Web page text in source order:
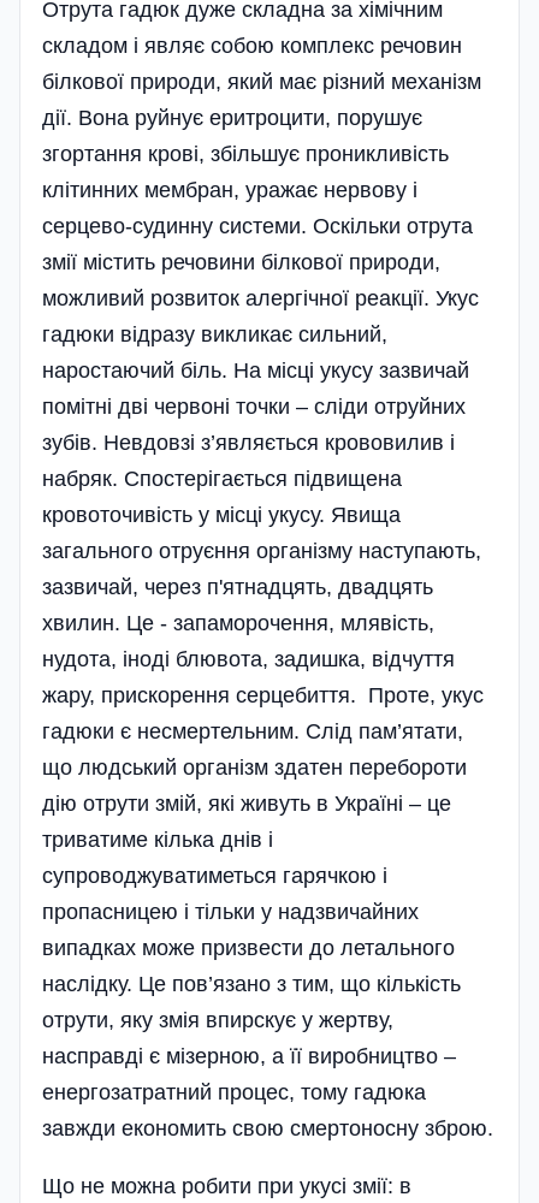
Отрута гадюк дуже складна за хімічним
складом і являє собою комплекс речовин
білкової природи, який має різний механізм
дії. Вона руйнує еритроцити, порушує
згортання крові, збільшує проникливість
клітинних мембран, уражає нервову і
серцево-судинну системи. Оскі­льки отрута
змії містить речовини білкової природи,
можливий розвиток алергічної реакції. Укус
гадюки відразу викликає сильний,
наростаючий біль. На місці укусу зазвичай
помітні дві червоні точки – сліди отруйних
зубів. Невдовзі з’являється крововилив і
набряк. Спостерігається підвищена
кровоточивість у місці укусу. Явища
загального отруєння організму наступають,
зазвичай, через п'ятнадцять, двадцять
хвилин. Це - запаморочення, млявість,
нудота, іноді блювота, задишка, відчуття
жару, прискорення серцебиття. Проте, укус
гадюки є несмертельним. Слід пам’ятати,
що людський організм здатен перебороти
дію отрути змій, які живуть в Україні – це
триватиме кілька днів і
супроводжуватиметься гарячкою і
пропасницею і тільки у надзвичайних
випадках може призвести до летального
наслідку. Це пов’язано з тим, що кількість
отрути, яку змія впирскує у жертву,
насправді є мізерною, а її виробництво –
енергозатратний процес, тому гадюка
завжди економить свою смертоносну зброю.
Що не можна робити при укусі змії: в